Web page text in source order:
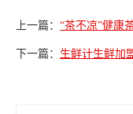
上一篇： “茶不凉”健康
下一篇： 生鲜计生鲜加